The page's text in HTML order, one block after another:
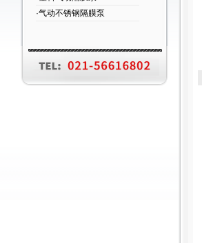
·气动不锈钢隔膜泵